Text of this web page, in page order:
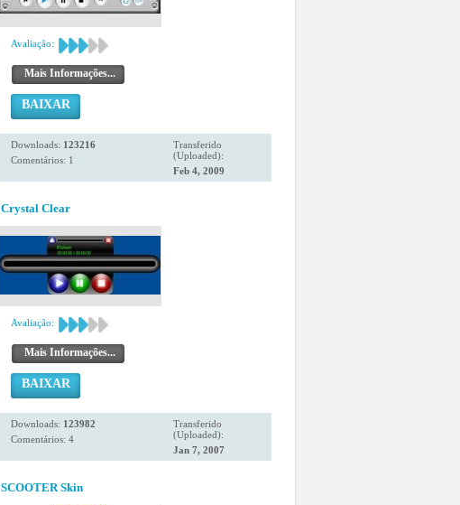
Avaliação:
Mais Informações...
BAIXAR
Downloads: 123216
Comentários: 1
Transferido
(Uploaded):
Feb 4, 2009
Crystal Clear
Avaliação:
Mais Informações...
BAIXAR
Downloads: 123982
Comentários: 4
Transferido
(Uploaded):
Jan 7, 2007
SCOOTER Skin